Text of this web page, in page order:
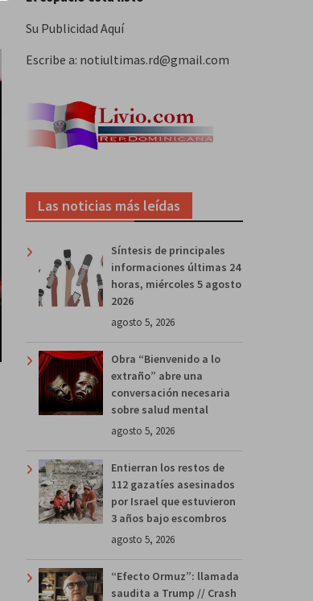
Su Publicidad Aquí
Escribe a: notiultimas.rd@gmail.com
Las noticias más leídas
Síntesis de principales
informaciones últimas 24
horas, miércoles 5 agosto
2026
agosto 5, 2026
Obra “Bienvenido a lo
extraño” abre una
conversación necesaria
sobre salud mental
agosto 5, 2026
Entierran los restos de
112 gazatíes asesinados
por Israel que estuvieron
3 años bajo escombros
agosto 5, 2026
“Efecto Ormuz”: llamada
saudita a Trump // Crash